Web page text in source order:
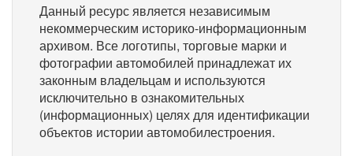
Данный ресурс является независимым
некоммерческим историко-информационным
архивом. Все логотипы, торговые марки и
фотографии автомобилей принадлежат их
законным владельцам и используются
исключительно в ознакомительных
(информационных) целях для идентификации
объектов истории автомобилестроения.